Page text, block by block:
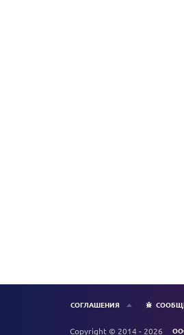
СОГЛАШЕНИЯ
Copyright © 2014 - 2026